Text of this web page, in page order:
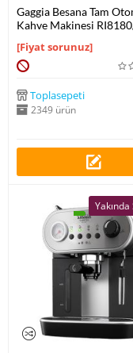
Gaggia Besana Tam
Kahve Makinesi
[Fiyat sorunuz]
Toplasepeti
2349 ürün